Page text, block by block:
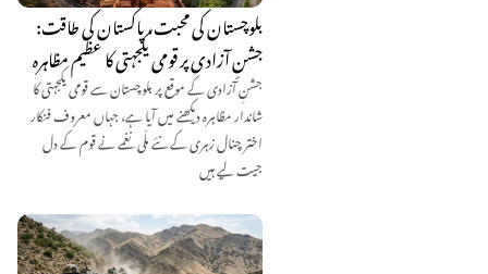
بلوچستان کی محبت، پاکستان کی طاقت:
جشنِ آزادی پر قومی یکجہتی کا عظیم مظاہرہ
جشنِ آزادی کے موقع پر بلوچستان سے قومی یکجہتی کا
شاندار مظاہرہ دیکھنے میں آیا ہے، جہاں معروف فنکار
اختر چنال زہری کے نئے ملّی نغمے نے قوم کے دل
جیت لیے ہیں